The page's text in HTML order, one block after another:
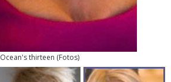
Ocean's thirteen (Fotos)